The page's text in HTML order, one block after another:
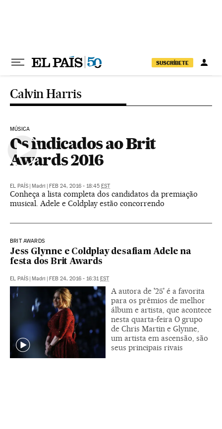
SUSCRÍBETE
Calvin Harris
MÚSICA
Os indicados ao Brit
Awards 2016
EL PAÍS | Madri | FEB 24, 2016 - 18:45 EST
Conheça a lista completa dos candidatos da premiação
musical. Adele e Coldplay estão concorrendo
BRIT AWARDS
Jess Glynne e Coldplay desafiam Adele na
festa dos Brit Awards
EL PAÍS | Madri | FEB 24, 2016 - 16:31EST
A autora de '25' é a favorita
para os prêmios de melhor
álbum e artista, que acontece
nesta quarta-feira O grupo
de Chris Martin e Glynne,
um artista em ascensão, são
seus principais rivais